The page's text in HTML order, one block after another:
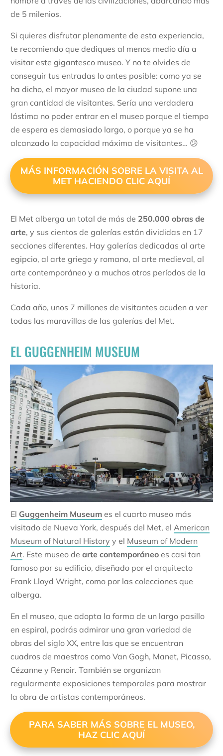
de 5 milenios.
Si quieres disfrutar plenamente de esta experiencia,
te recomiendo que dediques al menos medio día a
visitar este gigantesco museo. Y no te olvides de
conseguir tus entradas lo antes posible: como ya se
ha dicho, el mayor museo de la ciudad supone una
gran cantidad de visitantes. Sería una verdadera
lástima no poder entrar en el museo porque el tiempo
de espera es demasiado largo, o porque ya se ha
alcanzado la capacidad máxima de visitantes… 😕
MÁS INFORMACIÓN SOBRE LA VISITA AL
MET HACIENDO CLIC AQUÍ
El Met alberga un total de más de 250.000 obras de
arte, y sus cientos de galerías están divididas en 17
secciones diferentes. Hay galerías dedicadas al arte
egipcio, al arte griego y romano, al arte medieval, al
arte contemporáneo y a muchos otros períodos de la
historia.
Cada año, unos 7 millones de visitantes acuden a ver
todas las maravillas de las galerías del Met.
EL GUGGENHEIM MUSEUM
El Guggenheim Museum es el cuarto museo más
visitado de Nueva York, después del Met, el American
Museum of Natural History y el Museum of Modern
Art. Este museo de arte contemporáneo es casi tan
famoso por su edificio, diseñado por el arquitecto
Frank Lloyd Wright, como por las colecciones que
alberga.
En el museo, que adopta la forma de un largo pasillo
en espiral, podrás admirar una gran variedad de
obras del siglo XX, entre las que se encuentran
cuadros de maestros como Van Gogh, Manet, Picasso,
Cézanne y Renoir. También se organizan
regularmente exposiciones temporales para mostrar
la obra de artistas contemporáneos.
PARA SABER MÁS SOBRE EL MUSEO,
HAZ CLIC AQUÍ